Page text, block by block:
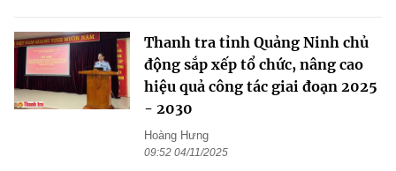
Thanh tra tỉnh Quảng Ninh chủ
động sắp xếp tổ chức, nâng cao
hiệu quả công tác giai đoạn 2025
- 2030
Hoàng Hưng
09:52 04/11/2025